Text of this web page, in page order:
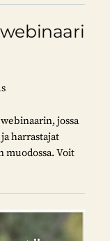
jossa
harrastajat
muodossa. Voit